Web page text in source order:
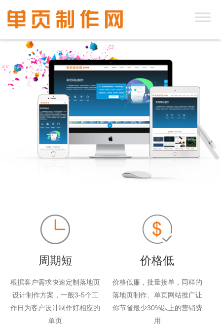
周期短
根据客户需求快速定制落地页
设计制作方案，一般3-5个工
作日为客户设计制作好相应的
单页
价格低
价格低廉，批量接单，同样的
落地页制作、单页网站推广让
你节省最少30%以上的营销费
用